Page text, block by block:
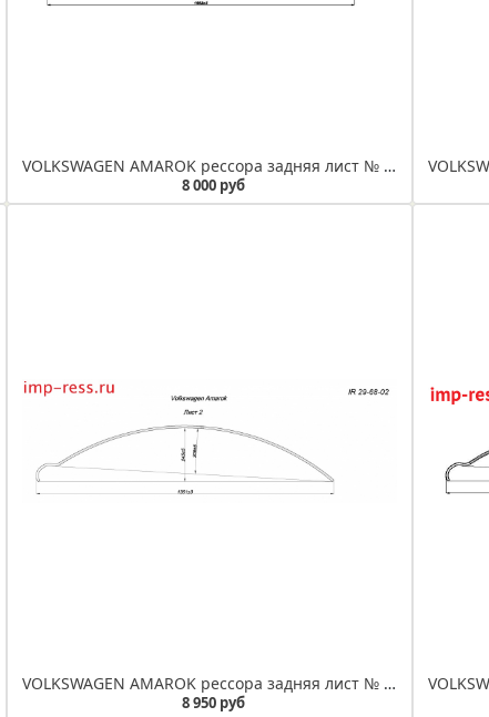
VOLKSWAGEN AMAROK рессора задняя лист № 1 усиленный (3-х листовая) (Арт.IR 29-68-01ус)
8 000 руб
VOLKSWAGEN AMAROK рессора задняя лист № 2 усиленный из полосы 70*15/10 (Арт.IR 29-68-02млр)
8 950 руб